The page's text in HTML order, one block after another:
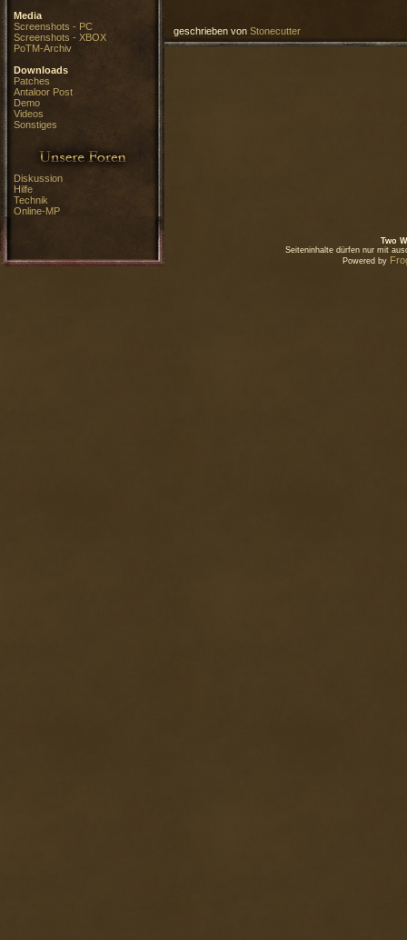
Media
Screenshots - PC
Screenshots - XBOX
PoTM-Archiv
Downloads
Patches
Antaloor Post
Demo
Videos
Sonstiges
Diskussion
Hilfe
Technik
Online-MP
geschrieben von Stonecutter
Two
Seiteninhalte dürfen nur mit
Powered by